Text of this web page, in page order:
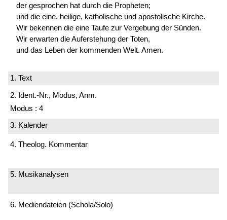
der gesprochen hat durch die Propheten;
und die eine, heilige, katholische und apostolische Kirche.
Wir bekennen die eine Taufe zur Vergebung der Sünden.
Wir erwarten die Auferstehung der Toten,
und das Leben der kommenden Welt. Amen.
1. Text
2. Ident.-Nr., Modus, Anm.
Modus : 4
3. Kalender
4. Theolog. Kommentar
5. Musikanalysen
6. Mediendateien (Schola/Solo)